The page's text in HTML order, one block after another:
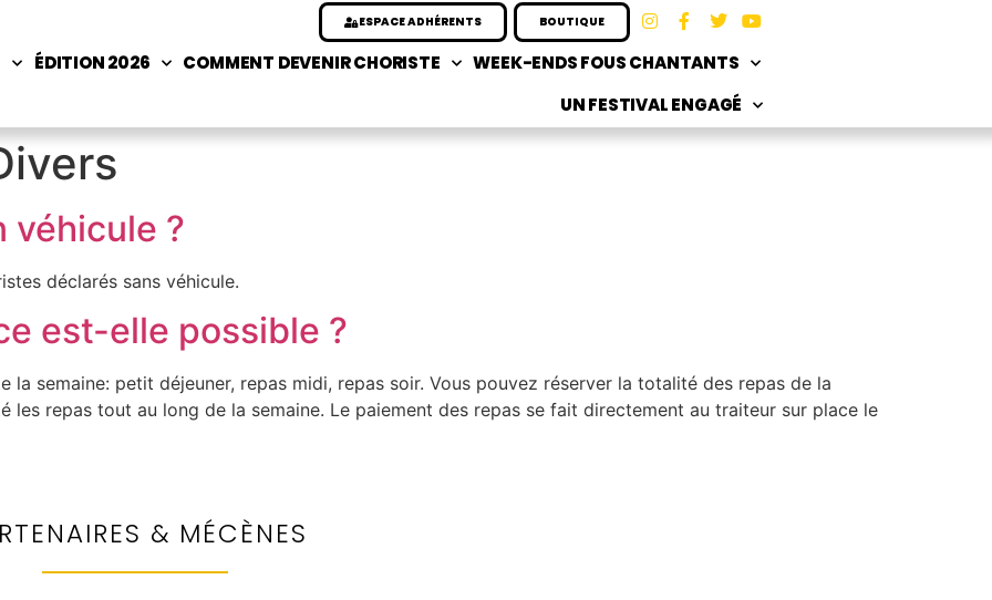
ESPACE ADHÉRENTS BOUTIQUE
ÉDITION 2026 COMMENT DEVENIR CHORISTE
WEEK-ENDS FOUS CHANTANTS
UN FESTIVAL ENGAGÉ
véhicule ?
déclarés sans véhicule.
est-elle possible ?
semaine: petit déjeuner, repas midi, repas soir. Vous pouvez réserver la totalité des repas de la
les repas tout au long de la semaine. Le paiement des repas se fait directement au traiteur sur place le
& MÉCÈNES